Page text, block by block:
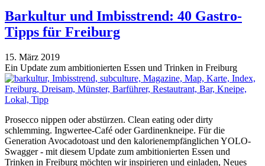
Barkultur und Imbisstrend: 40 Gastro-
Tipps für Freiburg
15. März 2019
Ein Update zum ambitionierten Essen und Trinken in Freiburg
Prosecco nippen oder abstürzen. Clean eating oder dirty
schlemming. Ingwertee-Café oder Gardinenkneipe. Für die
Generation Avocadotoast und den kalorienempfänglichen YOLO-
Swagger - mit diesem Update zum ambitionierten Essen und
Trinken in Freiburg möchten wir inspirieren und einladen, Neues